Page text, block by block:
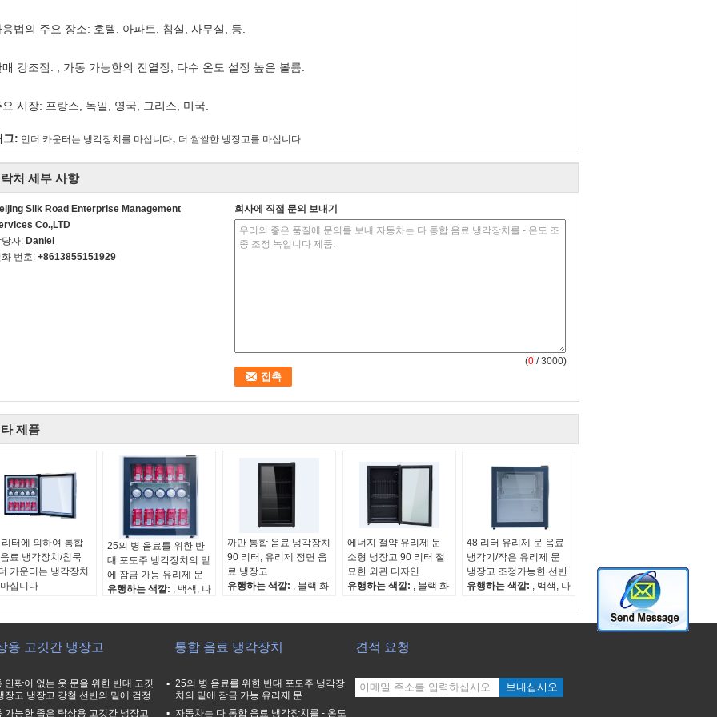
용법의 주요 장소: 호텔, 아파트, 침실, 사무실, 등.
매 강조점: , 가동 가능한의 진열장, 다수 온도 설정 높은 볼륨.
요 시장: 프랑스, 독일, 영국, 그리스, 미국.
그: 언더 카운터는 냉각장치를 마십니다, 더 쌀쌀한 냉장고를 마십니다
처 세부 사항
Silk Road Enterprise Management
Co.,LTD
당자: Daniel
화 번호: +8613855151929
회사에 직접 문의 보내기
(0 / 3000)
제품
터에 의하여 통합
료 냉각장치/침묵
카운터는 냉각장치
십니다
되는 VCM는 까만
량: 18KGS
25의 병 음료를 위한 반
대 포도주 냉각장치의 밑
에 잠금 가능 유리제 문
유행하는 색깔: , 백색, 나
해당 없음
까만 통합 음료 냉각장치
90 리터, 유리제 정면 음
료 냉장고
유행하는 색깔: , 블랙 화
순수한 수용량:90L
에너지 레벨:
에너지 절약 유리제 문
소형 냉장고 90 리터 절
묘한 외관 디자인
유행하는 색깔: , 블랙 화
순수한 수용량:90L
에너지 레벨:해당 없음
48 리터 유리제 문 음료
냉각기/작은 유리제 문
냉장고 조정가능한 선반
유행하는 색깔: , 백색, 나
순수한 수용량:48L
용 고깃간 냉장고
안팎이 없는 옷 문을 위한 반대 고깃
장고 냉장고 강철 선반의 밑에 검정
가능한 좁은 탁상용 고깃간 냉장고
통합 음료 냉각장치
25의 병 음료를 위한 반대 포도주 냉각장
치의 밑에 잠금 가능 유리제 문
자동차는 다 통합 음료 냉각장치를 - 온도
견적 요청
보내십시오